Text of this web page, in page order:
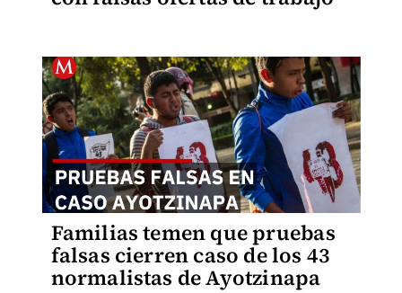
Familias temen que pruebas
falsas cierren caso de los 43
normalistas de Ayotzinapa